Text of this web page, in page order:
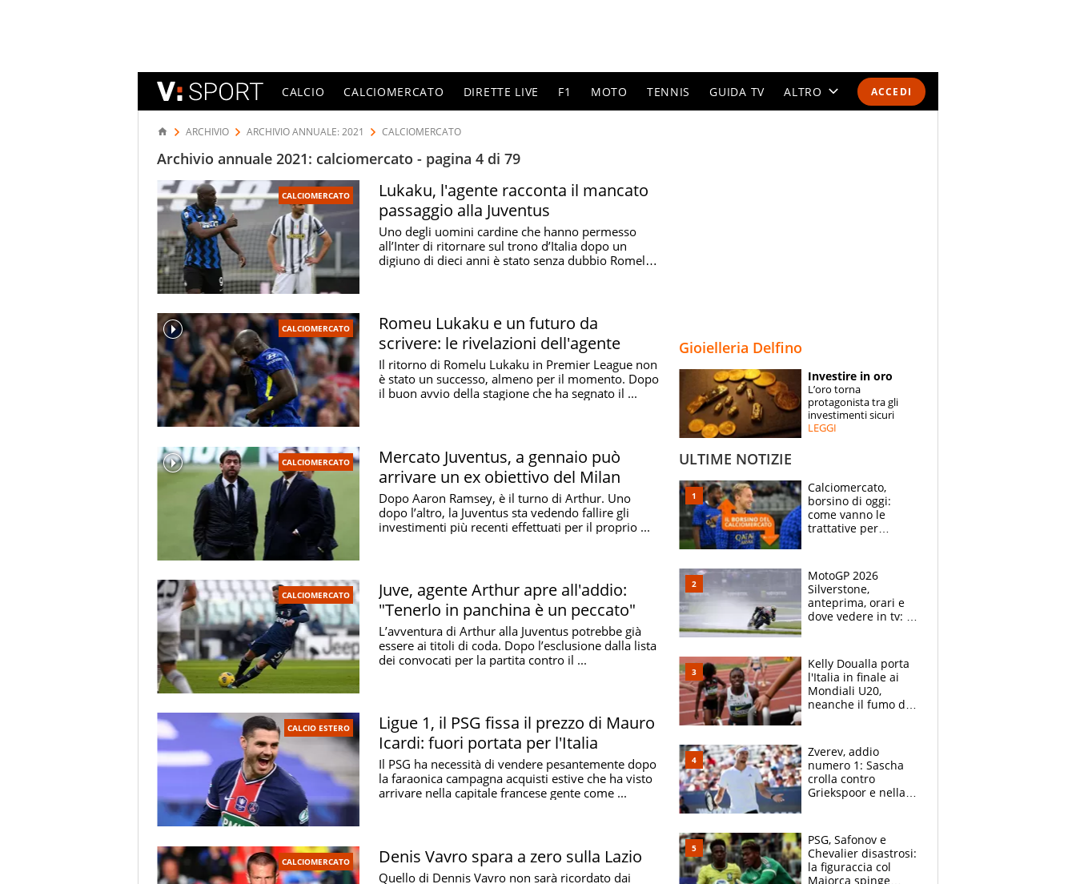
ACCEDI
CALCIO CALCIOMERCATO DIRETTE LIVE F1 MOTO TENNIS GUIDA TV ALTRO
SPECIALI
ESPERTI
ARCHIVIO ARCHIVIO ANNUALE: 2021 CALCIOMERCATO
Archivio annuale 2021: calciomercato - pagina 4 di 79
CALCIOMERCATO
Lukaku, l'agente racconta il mancato
passaggio alla Juventus
Uno degli uomini cardine che hanno permesso
all’Inter di ritornare sul trono d’Italia dopo un
digiuno di dieci anni è stato senza dubbio Romelu
CALCIOMERCATO
Romeu Lukaku e un futuro da
scrivere: le rivelazioni dell'agente
Il ritorno di Romelu Lukaku in Premier League non
è stato un successo, almeno per il momento. Dopo
il buon avvio della stagione che ha segnato il ...
CALCIOMERCATO
Mercato Juventus, a gennaio può
arrivare un ex obiettivo del Milan
Dopo Aaron Ramsey, è il turno di Arthur. Uno
dopo l’altro, la Juventus sta vedendo fallire gli
investimenti più recenti effettuati per il proprio ...
CALCIOMERCATO
Juve, agente Arthur apre all'addio:
"Tenerlo in panchina è un peccato"
L’avventura di Arthur alla Juventus potrebbe già
essere ai titoli di coda. Dopo l’esclusione dalla lista
dei convocati per la partita contro il ...
CALCIO ESTERO
Ligue 1, il PSG fissa il prezzo di Mauro
Icardi: fuori portata per l'Italia
Il PSG ha necessità di vendere pesantemente dopo
la faraonica campagna acquisti estive che ha visto
arrivare nella capitale francese gente come ...
CALCIOMERCATO Denis Vavro spara a zero sulla Lazio
Quello di Dennis Vavro non sarà ricordato dai
Gioielleria Delfino
Investire in oro
L’oro torna
protagonista tra gli
investimenti sicuri
LEGGI
ULTIME NOTIZIE
Calciomercato,
borsino di oggi:
come vanno le
trattative per
e Nusa
MotoGP 2026
Silverstone,
anteprima, orari e
dove vedere in tv: il
apertissimo
Kelly Doualla porta
l'Italia in finale ai
Mondiali U20,
neanche il fumo di
Zverev, addio
numero 1: Sascha
crolla contro
Griekspoor e nella
terzo. Quanti malori
a Montreal
PSG, Safonov e
Chevalier disastrosi:
la figuraccia col
Maiorca spinge